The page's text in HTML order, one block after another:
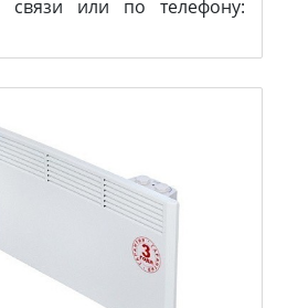
связи или по телефону: